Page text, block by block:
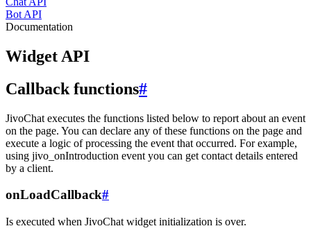
Bot API
Documentation
Widget API
Callback functions#
JivoChat executes the functions listed below to report about an event
on the page. You can declare any of these functions on the page and
execute a logic of processing the event that occurred. For example,
using jivo_onIntroduction event you can get contact details entered
by a client.
onLoadCallback#
Is executed when JivoChat widget initialization is over.